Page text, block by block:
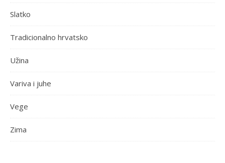
Slatko
Tradicionalno hrvatsko
Užina
Variva i juhe
Vege
Zima